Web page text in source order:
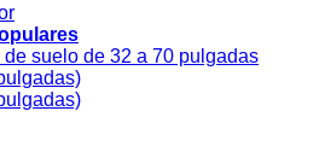
de suelo de 32 a 70 pulgadas